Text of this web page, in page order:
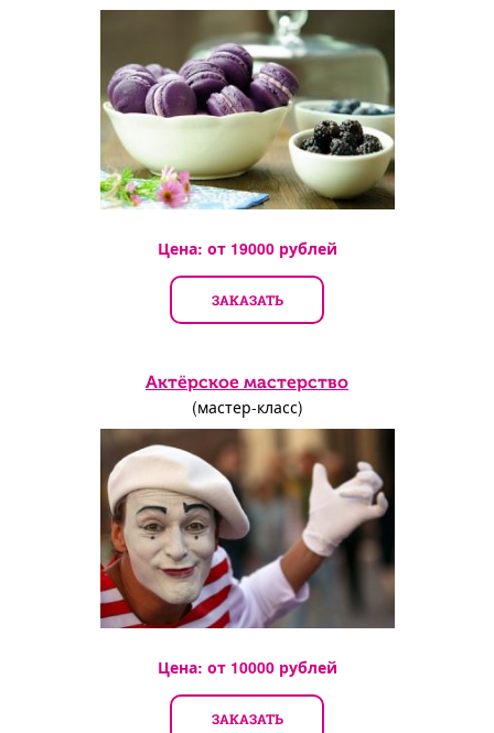
Цена: от 19000рублей
ЗАКАЗАТЬ
Актёрское мастерство
(мастер-класс)
Цена: от 10000рублей
ЗАКАЗАТЬ